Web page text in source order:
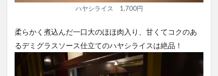
ハヤシライス 1,700円
柔らかく煮込んだ一口大のほほ肉入り、甘くてコクのあ
るデミグラスソース仕立てのハヤシライスは絶品！